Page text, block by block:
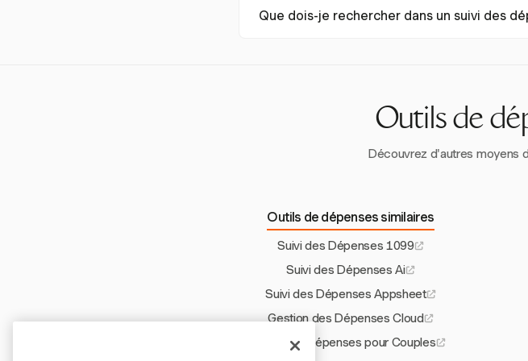
dépenses en temps réel, permettant aux
Que dois-je rechercher dans un suivi des
Outils de
Découvrez d'autres moyens
Outils de dépenses similaires
Suivi des Dépenses 1099
Suivi des Dépenses Ai
Suivi des Dépenses Appsheet
Gestion des Dépenses Cloud
Suivi des Dépenses pour Couples